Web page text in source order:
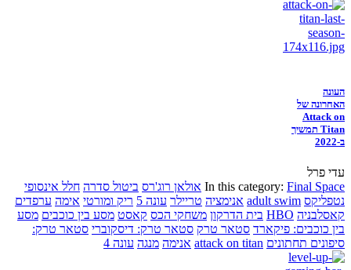
העונה
האחרונה של
Attack on
Titan תמשיך
ב-2022
עדי פרל
In this category: Final Space אולאן רוג'רס ביטול סדרה חלל אינסופי
נטפליקס adult swim אנימציה טריילר עונה 5 ריק ומורטי אימה ערפדים
קאסלבניה HBO בית הדרקון משחקי הכס קאסט מסע בין כוכבים מסע
בין כוכבים: פיקארד סטאר טרק סטאר טרק: דיסקוברי סטאר טרק:
סיפונים תחתונים attack on titan אנימה מנגה עונה 4